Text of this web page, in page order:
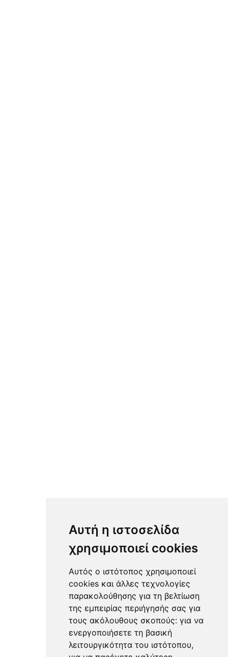
Αυτή η ιστοσελίδα
χρησιμοποιεί cookies
Αυτός ο ιστότοπος χρησιμοποιεί
cookies και άλλες τεχνολογίες
παρακολούθησης για τη βελτίωση
της εμπειρίας περιήγησής σας για
τους ακόλουθους σκοπούς: για να
ενεργοποιήσετε τη βασική
λειτουργικότητα του ιστότοπου,